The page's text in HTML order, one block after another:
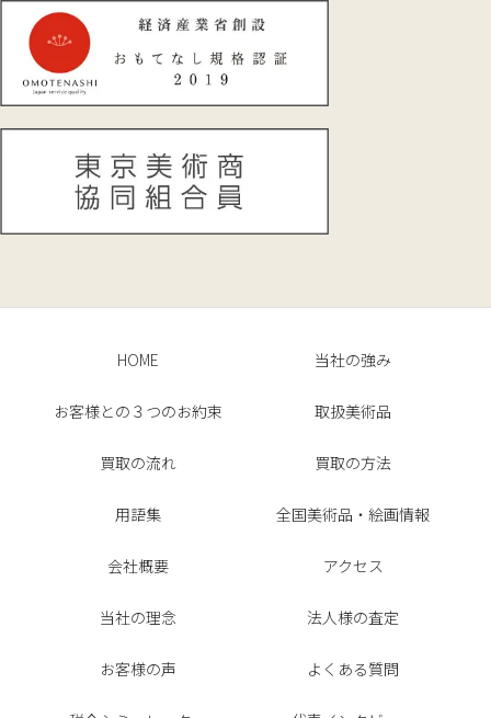
HOME 当社の強み
お客様との３つのお約束 取扱美術品
買取の流れ 買取の方法
用語集 全国美術品・絵画情報
会社概要 アクセス
当社の理念 法人様の査定
お客様の声 よくある質問